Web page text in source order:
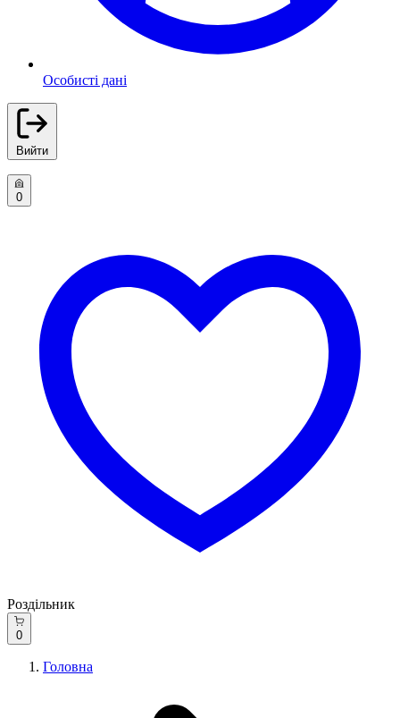
Особисті дані
Вийти
0
Роздільник
0
Головна